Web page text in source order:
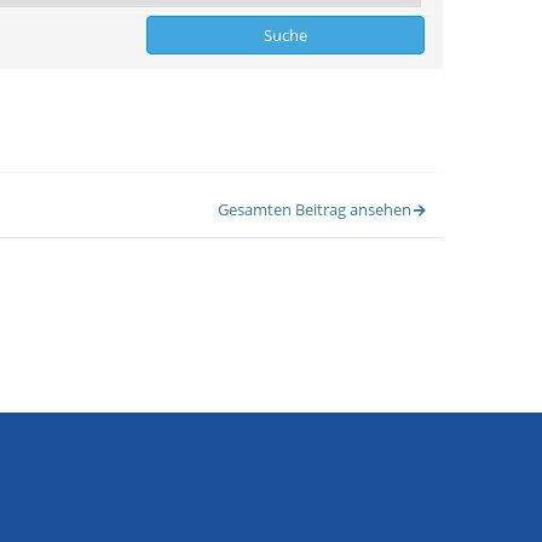
Gesamten Beitrag ansehen